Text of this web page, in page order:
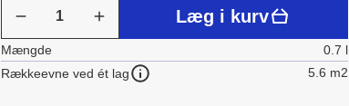
Læg i kurv
Mængde
0.7 l
Rækkeevne ved ét lag
5.6 m2